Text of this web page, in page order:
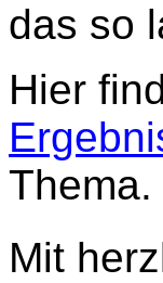
das so
Hier
Thema.
Mit